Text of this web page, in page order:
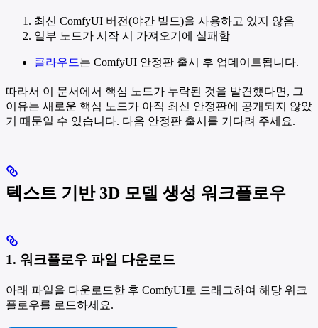
최신 ComfyUI 버전(야간 빌드)을 사용하고 있지 않음
일부 노드가 시작 시 가져오기에 실패함
클라우드는 ComfyUI 안정판 출시 후 업데이트됩니다.
따라서 이 문서에서 핵심 노드가 누락된 것을 발견했다면, 그
이유는 새로운 핵심 노드가 아직 최신 안정판에 공개되지 않았
기 때문일 수 있습니다. 다음 안정판 출시를 기다려 주세요.
텍스트 기반 3D 모델 생성 워크플로우
1. 워크플로우 파일 다운로드
아래 파일을 다운로드한 후 ComfyUI로 드래그하여 해당 워크
플로우를 로드하세요.